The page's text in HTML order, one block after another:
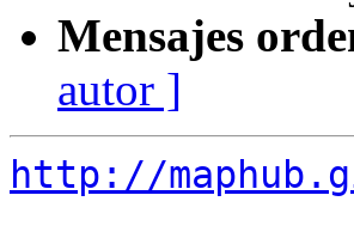
Mensajes
autor ]
http://